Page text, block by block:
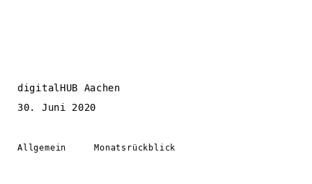
digitalHUB Aachen
30. Juni 2020
Allgemein Monatsrückblick